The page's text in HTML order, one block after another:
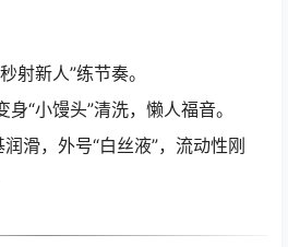
射新人”练节奏。
“小馒头”清洗，懒人福音。
滑，外号“白丝液”，流动性刚